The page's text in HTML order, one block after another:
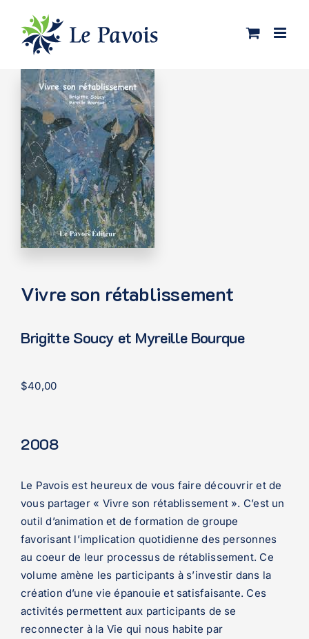
contenu
Vivre son rétablissement
Brigitte Soucy et Myreille Bourque
$40,00
2008
Le Pavois est heureux de vous faire découvrir et de
vous partager « Vivre son rétablissement ». C’est un
outil d’animation et de formation de groupe
favorisant l’implication quotidienne des personnes
au coeur de leur processus de rétablissement. Ce
volume amène les participants à s’investir dans la
création d’une vie épanouie et satisfaisante. Ces
activités permettent aux participants de se
reconnecter à la Vie qui nous habite par